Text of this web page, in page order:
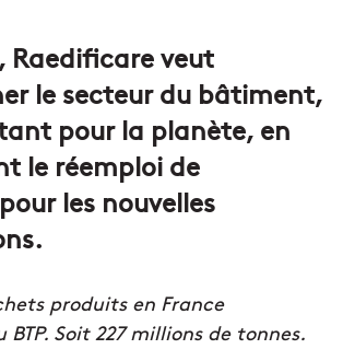
Raedificare veut
le secteur du bâtiment,
pour la planète, en
le réemploi de
les nouvelles
produits en France
Soit 227 millions de tonnes.